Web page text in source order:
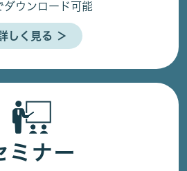
ダウンロード可能
しく見る ＞
ミナー